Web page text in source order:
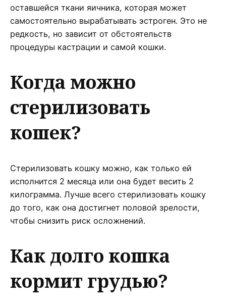
оставшейся ткани яичника, которая может
самостоятельно вырабатывать эстроген. Это не
редкость, но зависит от обстоятельств
процедуры кастрации и самой кошки.
Когда можно
стерилизовать
кошек?
Стерилизовать кошку можно, как только ей
исполнится 2 месяца или она будет весить 2
килограмма. Лучше всего стерилизовать кошку
до того, как она достигнет половой зрелости,
чтобы снизить риск осложнений.
Как долго кошка
кормит грудью?